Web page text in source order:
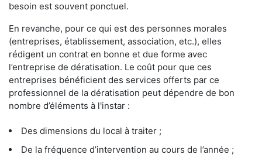
besoin est souvent ponctuel.
En revanche, pour ce qui est des personnes morales
(entreprises, établissement, association, etc.), elles
rédigent un contrat en bonne et due forme avec
l’entreprise de dératisation. Le coût pour que ces
entreprises bénéficient des services offerts par ce
professionnel de la dératisation peut dépendre de bon
nombre d’éléments à l'instar :
Des dimensions du local à traiter ;
De la fréquence d’intervention au cours de l’année ;